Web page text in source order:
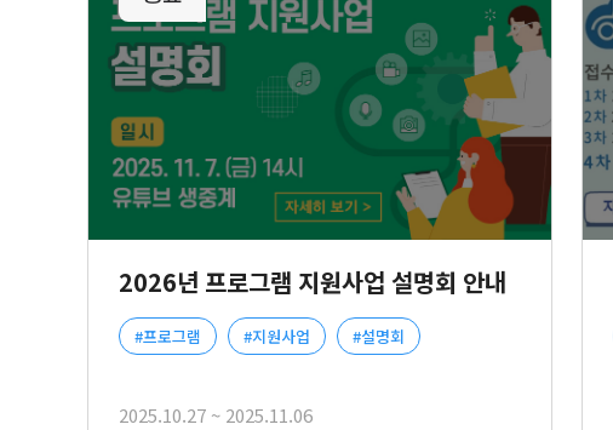
2026년 프로그램 지원사업 설명회 안내
#프로그램 #지원사업 #설명회
2025.10.27 ~ 2025.11.06